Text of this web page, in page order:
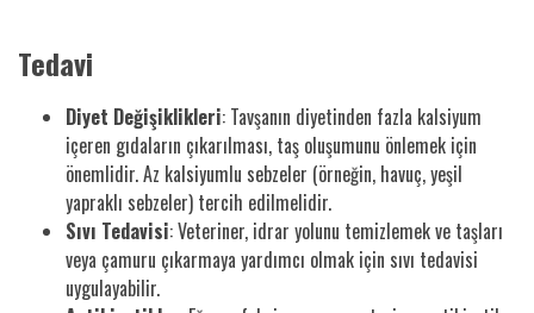
Tedavi
Diyet Değişiklikleri: Tavşanın diyetinden fazla kalsiyum
içeren gıdaların çıkarılması, taş oluşumunu önlemek için
önemlidir. Az kalsiyumlu sebzeler (örneğin, havuç, yeşil
yapraklı sebzeler) tercih edilmelidir.
Sıvı Tedavisi: Veteriner, idrar yolunu temizlemek ve taşları
veya çamuru çıkarmaya yardımcı olmak için sıvı tedavisi
uygulayabilir.